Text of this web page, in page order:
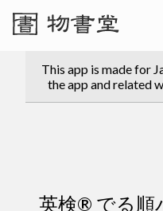
This app is made for
the app and related
英検® でる順